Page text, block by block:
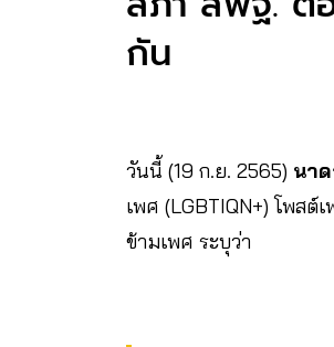
กัน
วันนี้ (19 ก.ย. 2565) นา
เพศ (LGBTIQN+) โพสต์
ข้ามเพศ ระบุว่า